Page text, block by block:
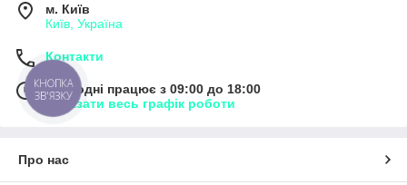
м. Київ
Київ, Україна
Контакти
Сьогодні працює з 09:00 до 18:00
Показати весь графік роботи
Про нас
КНОПКА
ЗВ'ЯЗКУ